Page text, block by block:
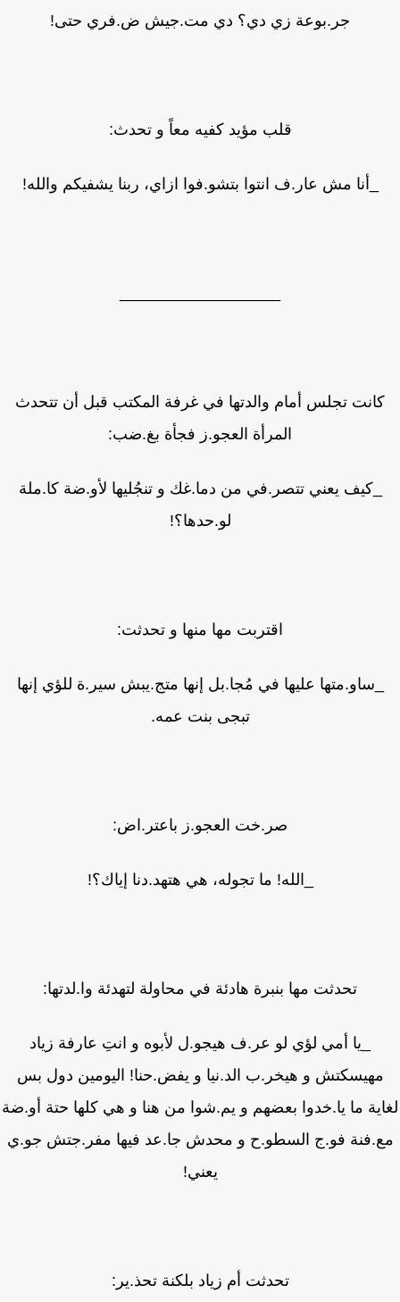
جر.بوعة زي دي؟ دي مت.جيش ض.فري حتى!
قلب مؤيد كفيه معاً و تحدث:
_أنا مش عار.ف انتوا بتشو.فوا ازاي، ربنا يشفيكم والله!
كانت تجلس أمام والدتها في غرفة المكتب قبل أن تتحدث
المرأة العجو.ز فجأة بغ.ضب:
_كيف يعني تتصر.في من دما.غك و تنجُليها لأو.ضة كا.ملة
لو.حدها؟!
اقتربت مها منها و تحدثت:
_ساو.متها عليها في مُجا.بل إنها متج.يبش سير.ة للؤي إنها
تبجى بنت عمه.
صر.خت العجو.ز باعتر.اض:
_الله! ما تجوله، هي هتهد.دنا إياك؟!
تحدثت مها بنبرة هادئة في محاولة لتهدئة وا.لدتها:
_يا أمي لؤي لو عر.ف هيجو.ل لأبوه و انتِ عارفة زياد
مهيسكتش و هيخر.ب الد.نيا و يفض.حنا! اليومين دول بس
ما يا.خدوا بعضهم و يم.شوا من هنا و هي كلها حتة أو.ضة
فو.ج السطو.ح و محدش جا.عد فيها مفر.جتش جو.ي
يعني!
تحدثت أم زياد بلكنة تحذ.ير: